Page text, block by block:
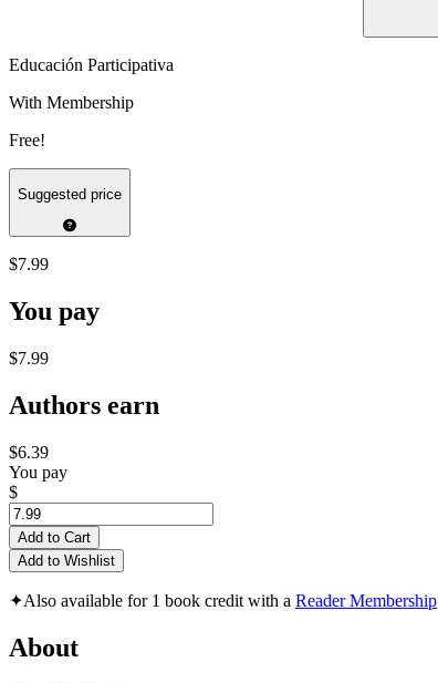
Educación Participativa
With Membership
Free!
Suggested price
$7.99
You pay
$7.99
Authors earn
$6.39
You pay
$
Add to Cart
Add to Wishlist
✦Also available for 1 book credit with a Reader Membership
About